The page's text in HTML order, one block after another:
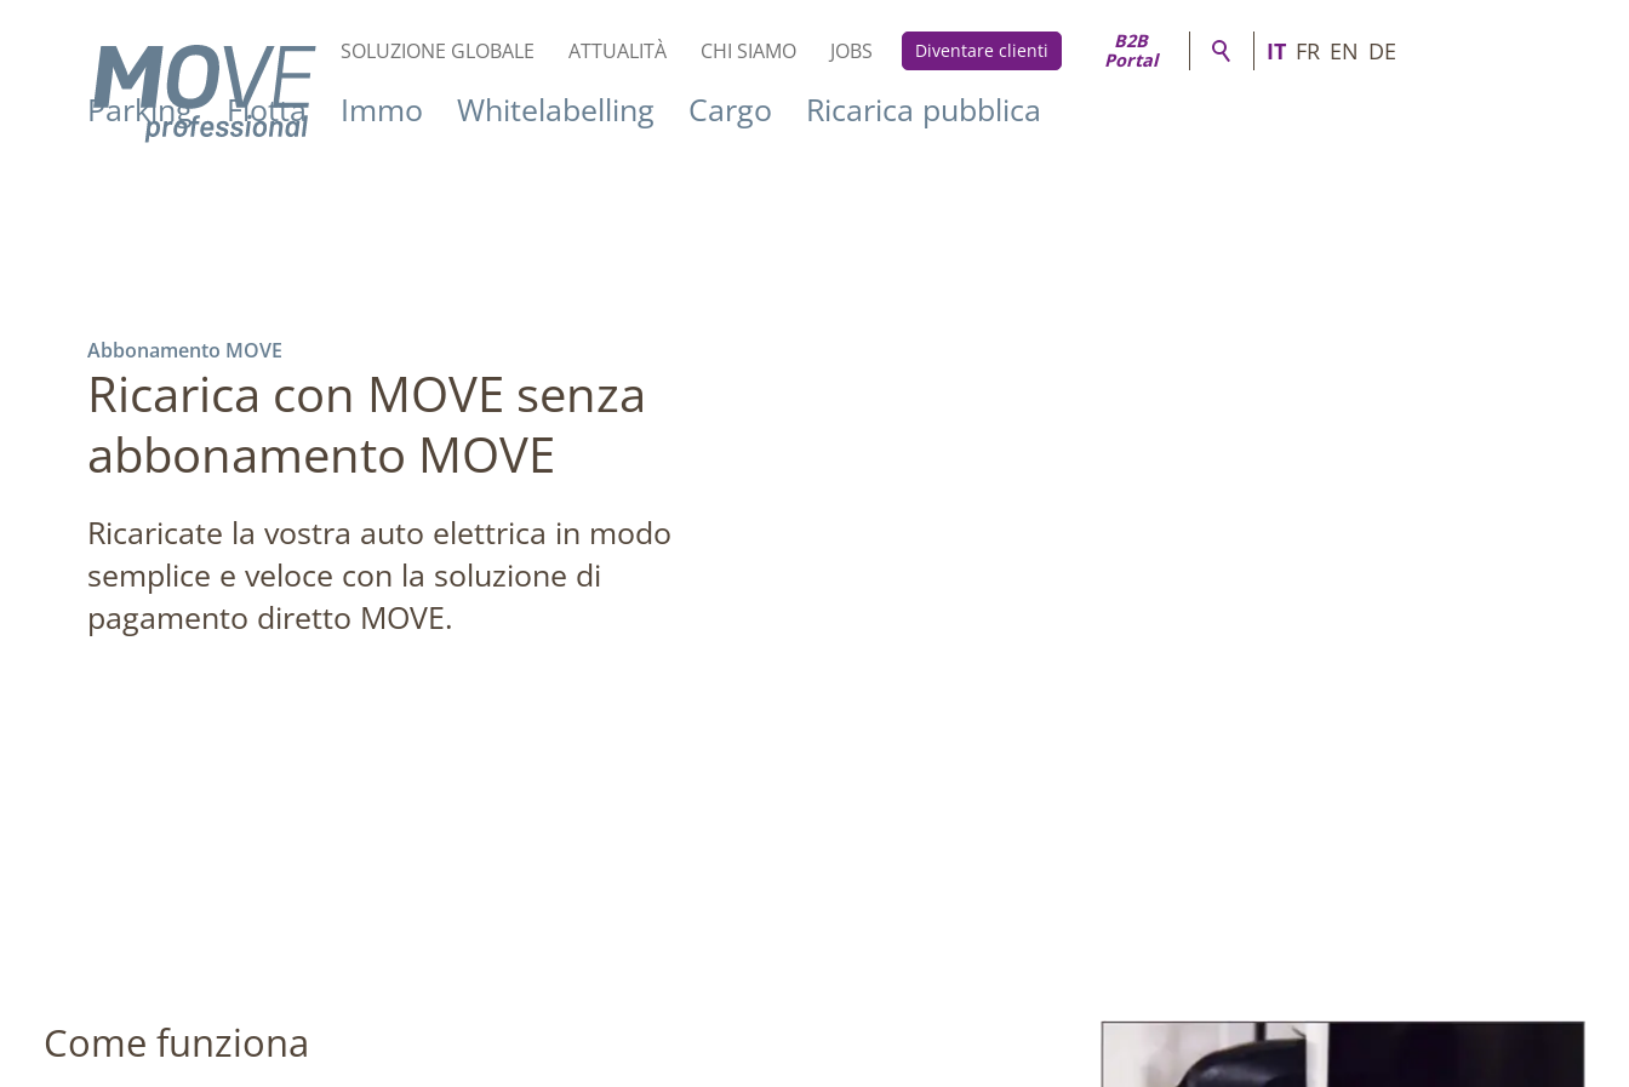
SOLUZIONE GLOBALE ATTUALITÀ CHI SIAMO JOBS Diventare clienti
B2B
Portal
IT FR EN DE
Parking Flotta Immo Whitelabelling Cargo Ricarica pubblica
Abbonamento MOVE
Ricarica con MOVE senza
abbonamento MOVE
Ricaricate la vostra auto elettrica in modo
semplice e veloce con la soluzione di
pagamento diretto MOVE.
Come funziona